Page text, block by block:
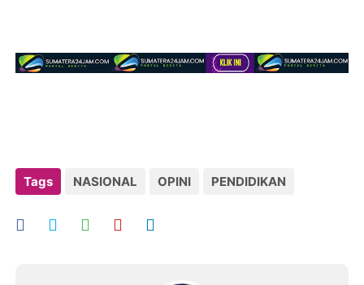
Tags NASIONAL OPINI PENDIDIKAN